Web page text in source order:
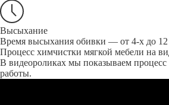
Высыхание
Время высыхания обивки — от 4-х до 12
Процесс химчистки мягкой мебели на
В видеороликах мы показываем процесс
работы.